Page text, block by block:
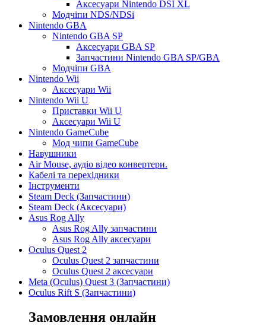
Аксесуари Nintendo DSI XL
Модчіпи NDS/NDSi
Nintendo GBA
Nintendo GBA SP
Аксесуари GBA SP
Запчастини Nintendo GBA SP/GBA
Модчіпи GBA
Nintendo Wii
Аксесуари Wii
Nintendo Wii U
Приставки Wii U
Аксесуари Wii U
Nintendo GameCube
Мод чипи GameCube
Навушники
Air Mouse, аудіо відео конвертери.
Кабелі та перехідники
Інструменти
Steam Deck (Запчастини)
Steam Deck (Аксесуари)
Asus Rog Ally
Asus Rog Ally запчастини
Asus Rog Ally аксесуари
Oculus Quest 2
Oculus Quest 2 запчастини
Oculus Quest 2 аксесуари
Meta (Oculus) Quest 3 (Запчастини)
Oculus Rift S (Запчастини)
Замовлення онлайн